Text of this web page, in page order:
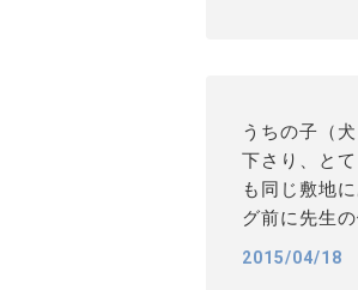
うちの子（
下さり、と
も同じ敷地
グ前に先生
2015/04/18